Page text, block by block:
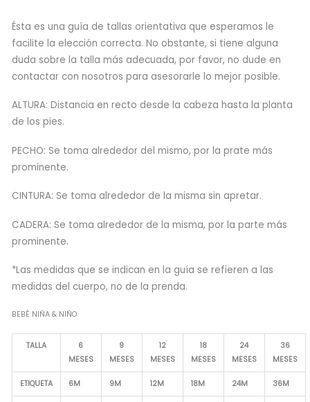
Ésta es una guía de tallas orientativa que esperamos le
facilite la elección correcta. No obstante, si tiene alguna
duda sobre la talla más adecuada, por favor, no dude en
contactar con nosotros para asesorarle lo mejor posible.
ALTURA: Distancia en recto desde la cabeza hasta la planta
de los pies.
PECHO: Se toma alrededor del mismo, por la prate más
prominente.
CINTURA: Se toma alrededor de la misma sin apretar.
CADERA: Se toma alrededor de la misma, por la parte más
prominente.
*Las medidas que se indican en la guía se refieren a las
medidas del cuerpo, no de la prenda.
BEBÉ NIÑA & NIÑO
TALLA
6
MESES
9
MESES
12
MESES
18
MESES
24
MESES
36
MESES
ETIQUETA 6M 9M 12M 18M 24M 36M